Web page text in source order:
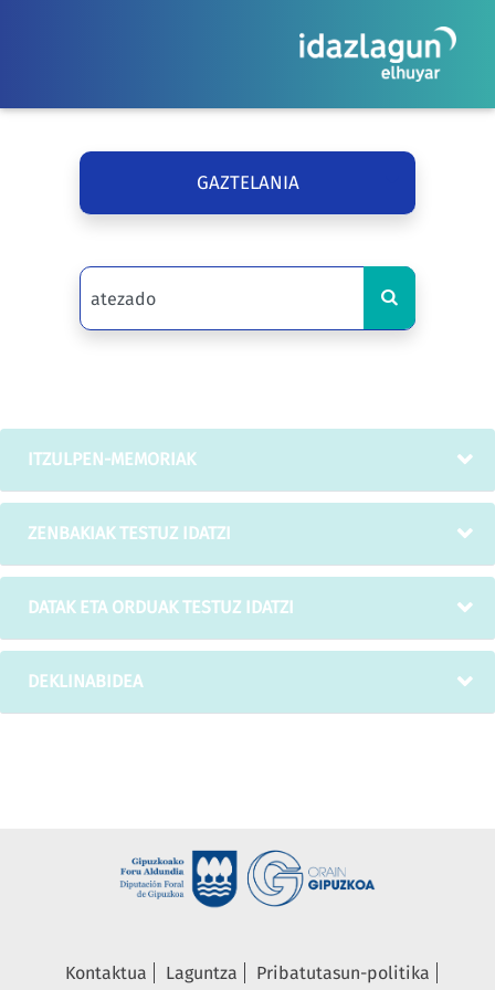
GAZTELANIA
ITZULPEN-MEMORIAK
ZENBAKIAK TESTUZ IDATZI
DATAK ETA ORDUAK TESTUZ IDATZI
DEKLINABIDEA
Kontaktua Laguntza
Pribatutasun-politika